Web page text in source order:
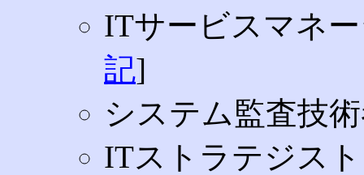
ITサービスマネ
記]
システム監査技
ITストラテジス